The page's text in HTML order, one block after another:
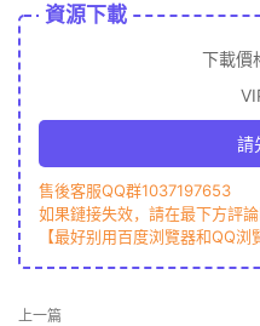
資源下載
下載價
請
售後客服QQ群1037197653
如果鏈接失效，請在最下方評
【最好别用百度浏覽器和QQ浏
上一篇